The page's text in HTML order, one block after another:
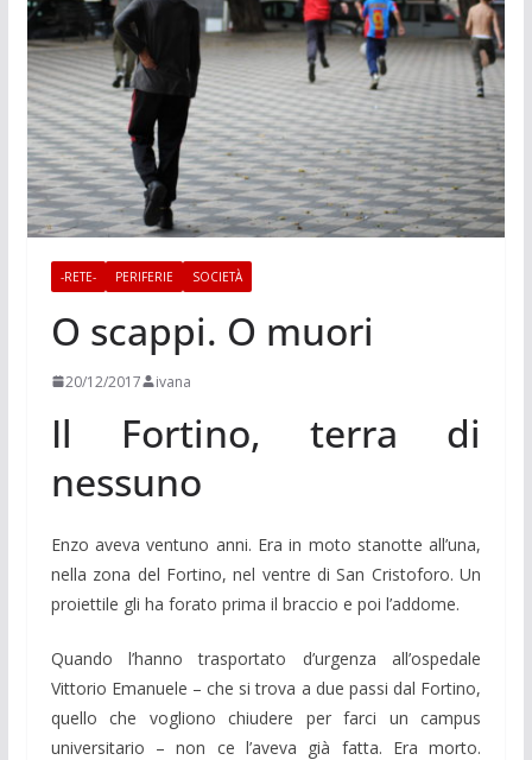
-RETE- PERIFERIE SOCIETÀ
O scappi. O muori
20/12/2017 ivana
Il Fortino, terra di
nessuno
Enzo aveva ventuno anni. Era in moto stanotte all’una,
nella zona del Fortino, nel ventre di San Cristoforo. Un
proiettile gli ha forato prima il braccio e poi l’addome.
Quando l’hanno trasportato d’urgenza all’ospedale
Vittorio Emanuele – che si trova a due passi dal Fortino,
quello che vogliono chiudere per farci un campus
universitario – non ce l’aveva già fatta. Era morto.